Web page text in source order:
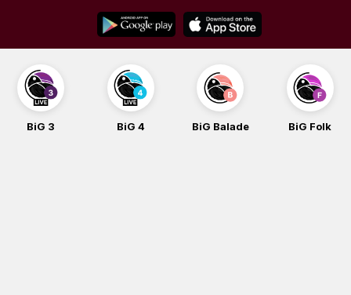
content
BiG 3 BiG 4 BiG Balade BiG Folk